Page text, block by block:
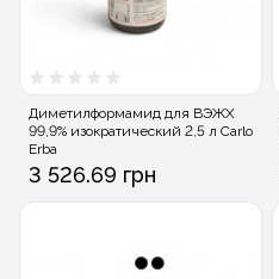
Диметилформамид для ВЭЖХ
99,9% изократический 2,5 л Carlo
Erba
3 526.69 грн